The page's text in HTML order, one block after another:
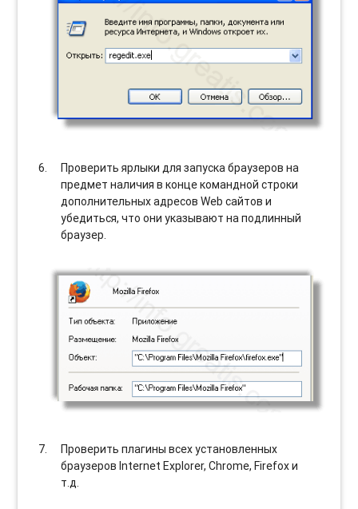
Проверить ярлыки для запуска браузеров на
предмет наличия в конце командной строки
дополнительных адресов Web сайтов и
убедиться, что они указывают на подлинный
браузер.
Проверить плагины всех установленных
браузеров Internet Explorer, Chrome, Firefox и
т.д.